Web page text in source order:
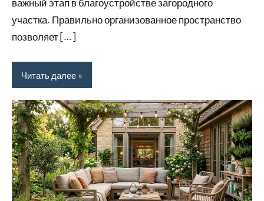
важный этап в благоустройстве загородного
участка. Правильно организованное пространство
позволяет […]
Читать далее